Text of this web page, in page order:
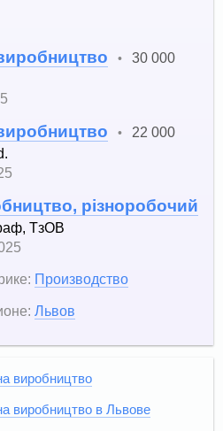
•
30 000
•
22 000
різноробочий
ТзОВ
Производство
Львов
виробництво
виробництво в Львове